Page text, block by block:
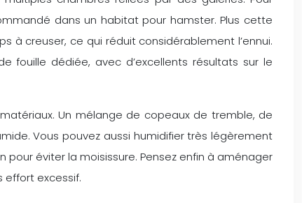
dans un habitat pour hamster. Plus cette
à creuser, ce qui réduit considérablement l’ennui.
fouille dédiée, avec d’excellents résultats sur le
Un mélange de copeaux de tremble, de
Vous pouvez aussi humidifier très légèrement
éviter la moisissure. Pensez enfin à aménager
effort excessif.